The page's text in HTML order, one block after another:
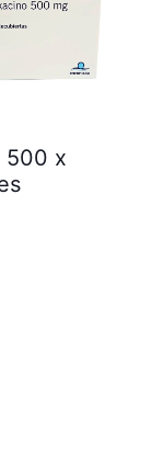
500 x